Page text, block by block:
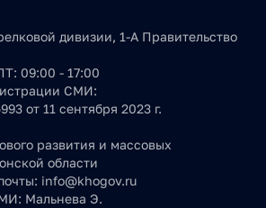
дивизии, 1-А Правительство
09:00 - 17:00
СМИ:
от 11 сентября 2023 г.
развития и массовых
области
info@khogov.ru
Мальнева Э.